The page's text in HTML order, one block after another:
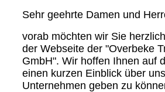
Sehr geehrte Damen und
vorab möchten wir Sie
der Webseite der "Overbeke
GmbH". Wir hoffen Ihnen auf
einen kurzen Einblick über
Unternehmen geben zu